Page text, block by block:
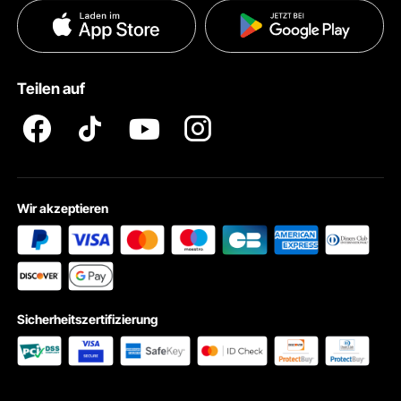
Zahlungsmethoden
Datenschutzerklärung
Teilen auf
Wir akzeptieren
Sicherheitszertifizierung